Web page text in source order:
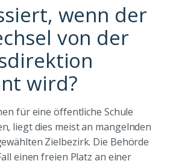
wenn der
von der
wird?
für eine öffentliche Schule
liegt dies meist an mangelnden
Zielbezirk. Die Behörde
einen freien Platz an einer